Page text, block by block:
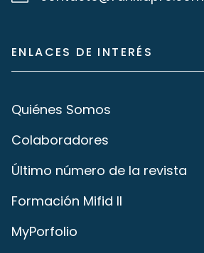
ENLACES DE INTERÉS
Quiénes Somos
Colaboradores
Último número de la revista
Formación Mifid II
MyPorfolio